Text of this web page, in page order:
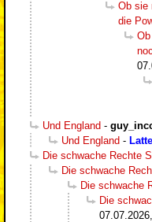
Ob sie
die
Und England -
Und England -
Die schwache Rechte
Die schwache
Die schwache
Die